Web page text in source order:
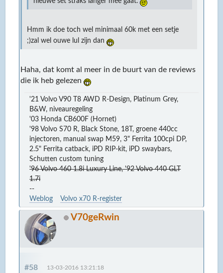
Hmm ik doe toch wel minimaal 60k met een setje
;)zal wel ouwe lul zijn dan
Haha, dat komt al meer in de buurt van de reviews
die ik heb gelezen
'21 Volvo V90 T8 AWD R-Design, Platinum Grey,
B&W, niveauregeling
'03 Honda CB600F (Hornet)
'98 Volvo S70 R, Black Stone, 18T, groene 440cc
injectoren, manual swap M59, 3" Ferrita 100cpi DP,
2.5" Ferrita catback, iPD RIP-kit, iPD swaybars,
Schutten custom tuning
'96 Volvo 460 1.8i Luxury Line, '92 Volvo 440 GLT
1.7i
--
Weblog
Volvo x70 R-register
V70geRwin
#58 13-03-2016 13:21:18